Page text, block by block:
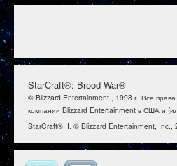
StarCraft®: Brood War®
© Blizzard Entertainment., 1998 г. Все
компании Blizzard Entertainment в США и
StarCraft® II. © Blizzard Entertainment,